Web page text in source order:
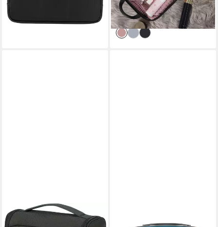
befestigbar
-41%
lieferbar - in 3-4 Werktagen bei dir